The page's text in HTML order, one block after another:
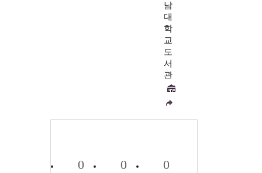
남
대
학
교
도
서
관
0 0 0